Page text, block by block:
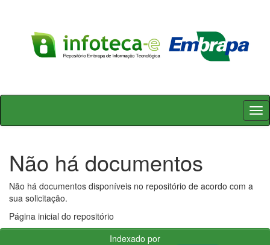
Skip
Não há documentos
Não há documentos disponíveis no repositório de acordo com a
sua solicitação.
Página inicial do repositório
Indexado por